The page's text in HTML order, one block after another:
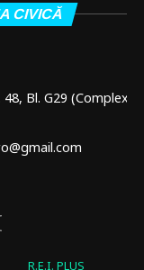
CIVICĂ
Bl. G29 (Complex
R.E.I. PLUS